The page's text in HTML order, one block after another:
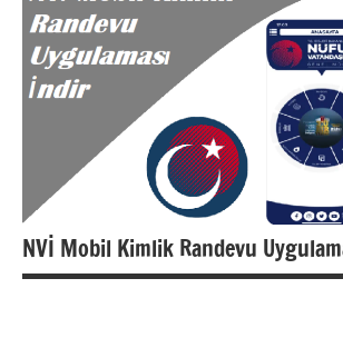
NVİ Mobil Kimlik Randevu